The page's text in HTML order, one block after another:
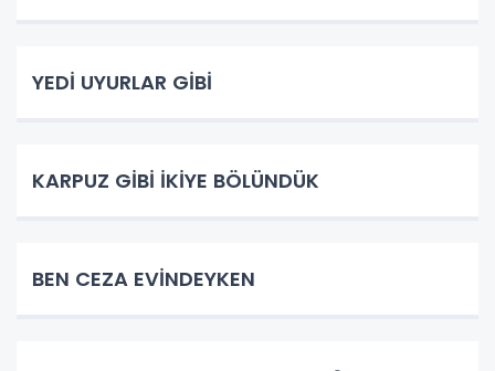
YEDİ UYURLAR GİBİ
KARPUZ GİBİ İKİYE BÖLÜNDÜK
BEN CEZA EVİNDEYKEN